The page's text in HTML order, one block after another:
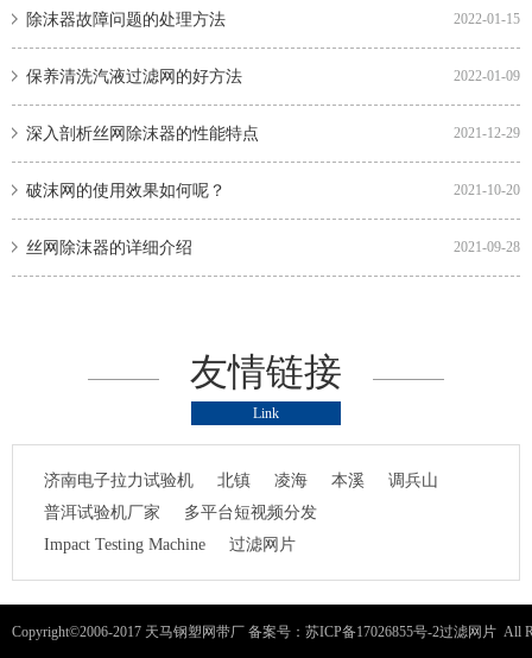
2022-01-15
除沫器故障问题的处理方法
2022-01-09
保养清洗汽液过滤网的好方法
2021-12-29
深入剖析丝网除沫器的性能特点
2021-10-20
破沫网的使用效果如何呢？
2021-09-28
丝网除沫器的详细介绍
友情链接
Link
济南电子拉力试验机 北镇 凌海 本溪
调兵山
普洱试验机厂家
多平台短视频分发
Impact Testing Machine
过滤网片
Copyright©2006-2017 天马钢塑网带厂 备案号：苏ICP备17026855号-2过滤网片 All